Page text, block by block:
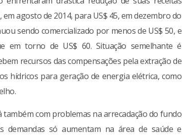
agosto de 2014, para US$ 45, em dezembro do
sendo comercializado por menos de US$ 50, e
em torno de US$ 60. Situação semelhante é
recursos das compensações pela extração de
hídricos para geração de energia elétrica, como
com problemas na arrecadação do fundo
demandas só aumentam na área de saúde e